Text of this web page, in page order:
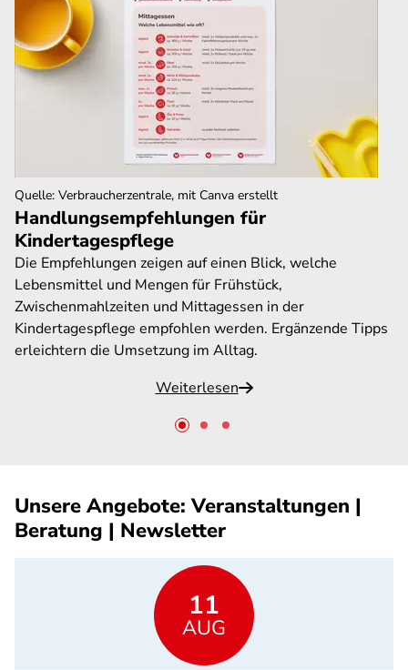
Handlungsempfehlungen für
Kindertagespflege
Die Empfehlungen zeigen auf einen Blick, welche
Lebensmittel und Mengen für Frühstück,
Zwischenmahlzeiten und Mittagessen in der
Kindertagespflege empfohlen werden. Ergänzende Tipps
erleichtern die Umsetzung im Alltag.
Weiterlesen
Quelle: Verbraucherzentrale, mit Canva erstellt
Unsere Angebote: Veranstaltungen |
Beratung | Newsletter
11
AUG